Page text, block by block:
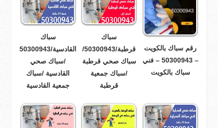
رقم سباك بالكويت
– 50300943 – فني
سباك بالكويت
سباك
قرطبة/50300943/
سباك صحي قرطبة
/سباك جمعية
قرطبة
سباك
القادسية/50300943
/سباك صحي
القادسية /سباك
جمعية القادسية